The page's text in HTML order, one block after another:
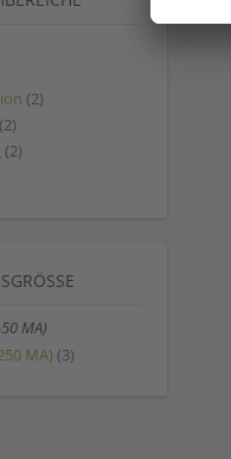
(2)
(2)
(2)
MA)
MA) (3)